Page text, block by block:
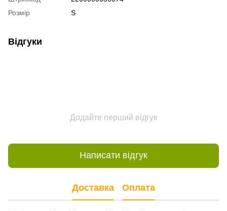
Розмір
S
Відгуки
Додайте перший відгук
Написати відгук
Доставка Оплата